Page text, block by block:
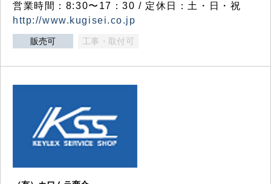
営業時間：8:30〜17：30 / 定休日：土・日・祝
http://www.kugisei.co.jp
販売可 工事・取付可